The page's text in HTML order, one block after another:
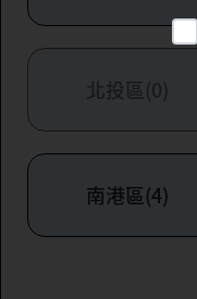
北投區(0)
南港區(4)